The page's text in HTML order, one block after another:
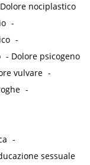
Dolore nociplastico
-
-
- Dolore psicogeno
vulvare -
-
-
sessuale